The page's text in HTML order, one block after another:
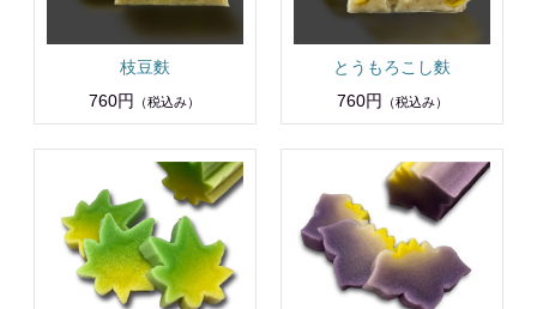
枝豆麩
760円
（税込み）
とうもろこし麩
760円
（税込み）